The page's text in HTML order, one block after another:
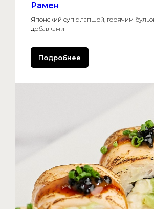
Рамен
Японский суп с лапшой, горячим
добавками
Подробнее